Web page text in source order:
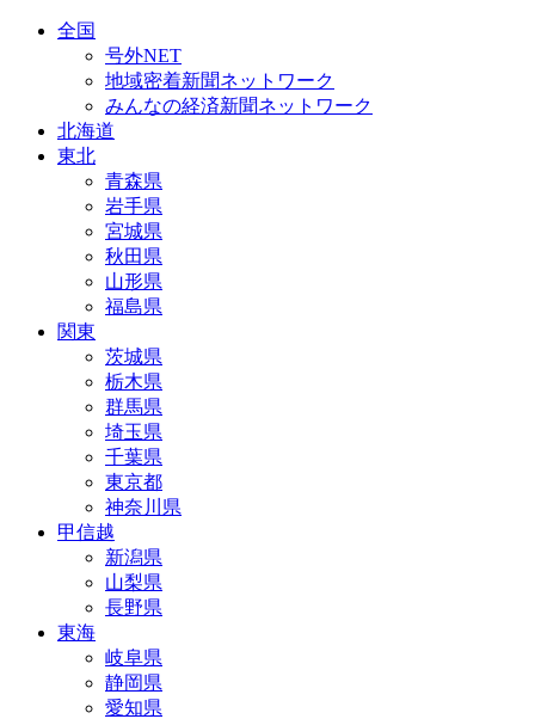
全国
号外NET
地域密着新聞ネットワーク
みんなの経済新聞ネットワーク
北海道
東北
青森県
岩手県
宮城県
秋田県
山形県
福島県
関東
茨城県
栃木県
群馬県
埼玉県
千葉県
東京都
神奈川県
甲信越
新潟県
山梨県
長野県
東海
岐阜県
静岡県
愛知県